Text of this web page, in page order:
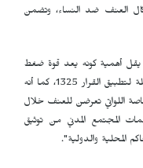
العنف ضد النساء، وتضمن
يقل أهمية كونه يعد قوة ضغط
حقيقية لدفع السلطة نحو إعداد خطة وطنية شاملة لتطبيق القرار 1325، كما أنه
اللواتي تعرضن للعنف خلال
المجتمع المدني من توثيق
المحلية والدولية".